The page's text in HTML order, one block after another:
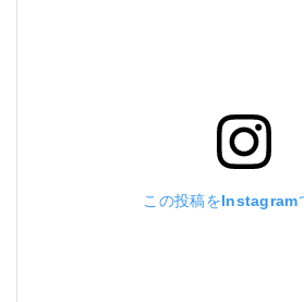
この投稿をInstagram